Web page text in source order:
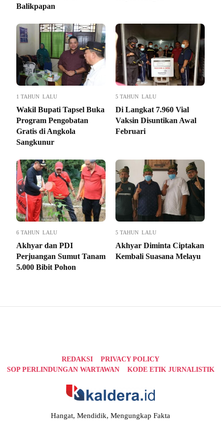
Balikpapan
1 TAHUN LALU
Wakil Bupati Tapsel Buka
Program Pengobatan
Gratis di Angkola
Sangkunur
5 TAHUN LALU
Di Langkat 7.960 Vial
Vaksin Disuntikan Awal
Februari
6 TAHUN LALU
Akhyar dan PDI
Perjuangan Sumut Tanam
5.000 Bibit Pohon
5 TAHUN LALU
Akhyar Diminta Ciptakan
Kembali Suasana Melayu
REDAKSI
PRIVACY POLICY
SOP PERLINDUNGAN WARTAWAN
KODE ETIK JURNALISTIK
Hangat, Mendidik, Mengungkap Fakta